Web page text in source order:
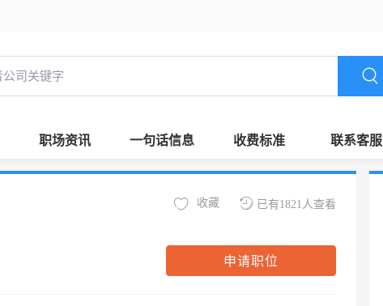
职场资讯 一句话信息 收费标准 联系客服
已有1821人查看
收藏
申请职位